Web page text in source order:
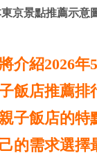
京景點推薦示意
介紹2026年
飯店推薦排
子飯店的特
的需求選擇